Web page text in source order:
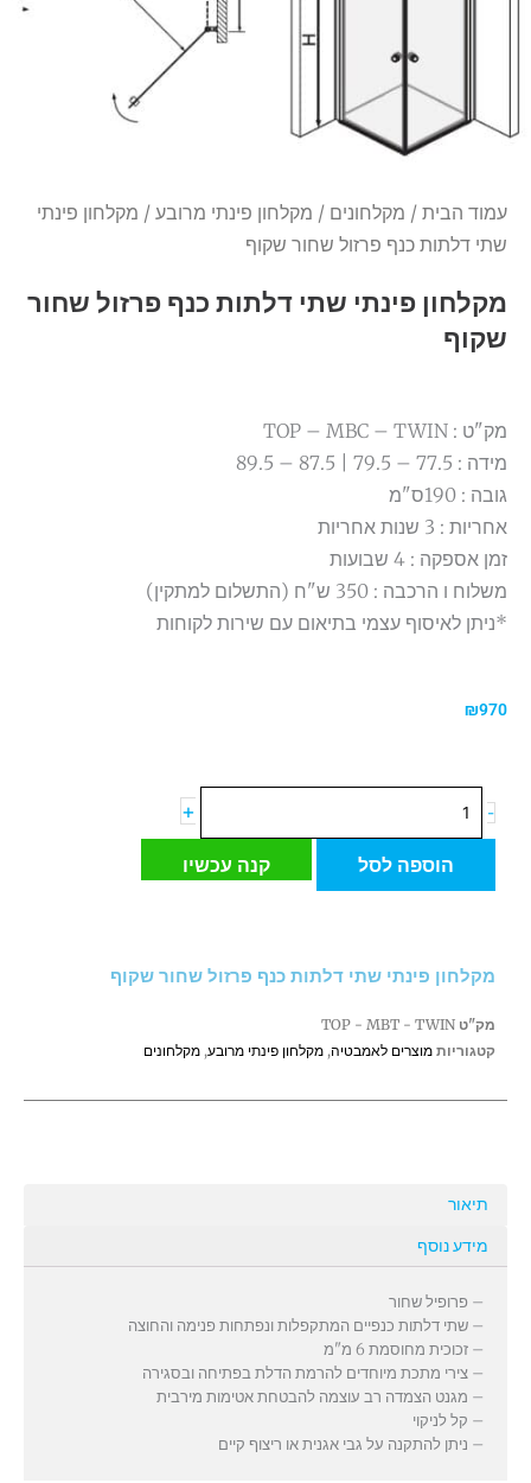
עמוד הבית / מקלחונים / מקלחון פינתי מרובע / מקלחון פינתי
שתי דלתות כנף פרזול שחור שקוף
מקלחון פינתי שתי דלתות כנף פרזול שחור
שקוף
מק"ט : TOP – MBC – TWIN
מידה : 77.5 – 79.5 | 87.5 – 89.5
גובה : 190ס"מ
אחריות : 3 שנות אחריות
זמן אספקה : 4 שבועות
משלוח ו הרכבה : 350 ש"ח (התשלום למתקין)
*ניתן לאיסוף עצמי בתיאום עם שירות לקוחות
₪970
-
של
פינתי
פרזול
שקוף
+
הוספה לסל קנה עכשיו
מקלחון פינתי שתי דלתות כנף פרזול שחור שקוף
מק"ט TOP - MBT - TWIN
קטגוריות מוצרים לאמבטיה, מקלחון פינתי מרובע, מקלחונים
תיאור
מידע נוסף
– פרופיל שחור
– שתי דלתות כנפיים המתקפלות ונפתחות פנימה והחוצה
– זכוכית מחוסמת 6 מ"מ
– צירי מתכת מיוחדים להרמת הדלת בפתיחה ובסגירה
– מגנט הצמדה רב עוצמה להבטחת אטימות מירבית
– קל לניקוי
– ניתן להתקנה על גבי אגנית או ריצוף קיים